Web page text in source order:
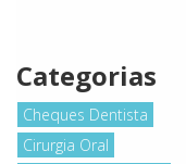
Categorias
Cheques Dentista
Cirurgia Oral